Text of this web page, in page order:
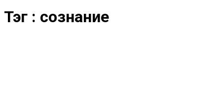
Тэг : сознание